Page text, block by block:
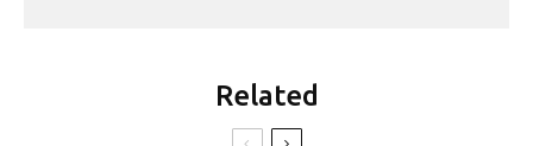
Related